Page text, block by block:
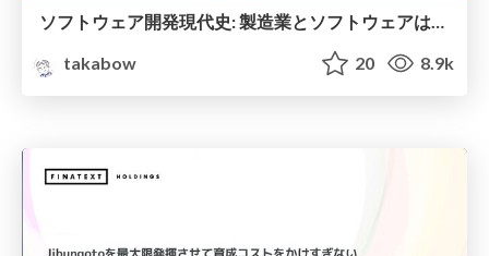
ソフトウェア開発現代史: 製造業とソフトウェアは本当に共存できていたのか？品質とスピードを問い直す
takabow
20 8.9k